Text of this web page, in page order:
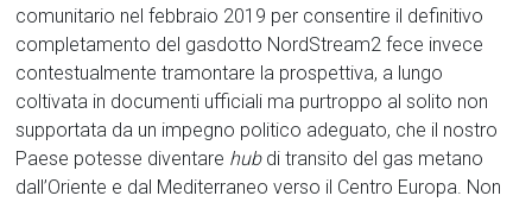
comunitario nel febbraio 2019 per consentire il definitivo
completamento del gasdotto NordStream2 fece invece
contestualmente tramontare la prospettiva, a lungo
coltivata in documenti ufficiali ma purtroppo al solito non
supportata da un impegno politico adeguato, che il nostro
Paese potesse diventare hub di transito del gas metano
dall’Oriente e dal Mediterraneo verso il Centro Europa. Non